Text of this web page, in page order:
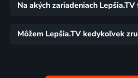
Na akých zariadeniach Lepšia.TV
Môžem Lepšia.TV kedykoľvek